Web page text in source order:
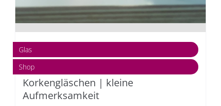
Glas
Shop
Korkengläschen | kleine
Aufmerksamkeit